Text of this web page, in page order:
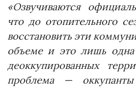
«Озвучиваются
что до отопительного
восстановить эти
объеме и это лишь
деоккупированных
проблема — оккупанты